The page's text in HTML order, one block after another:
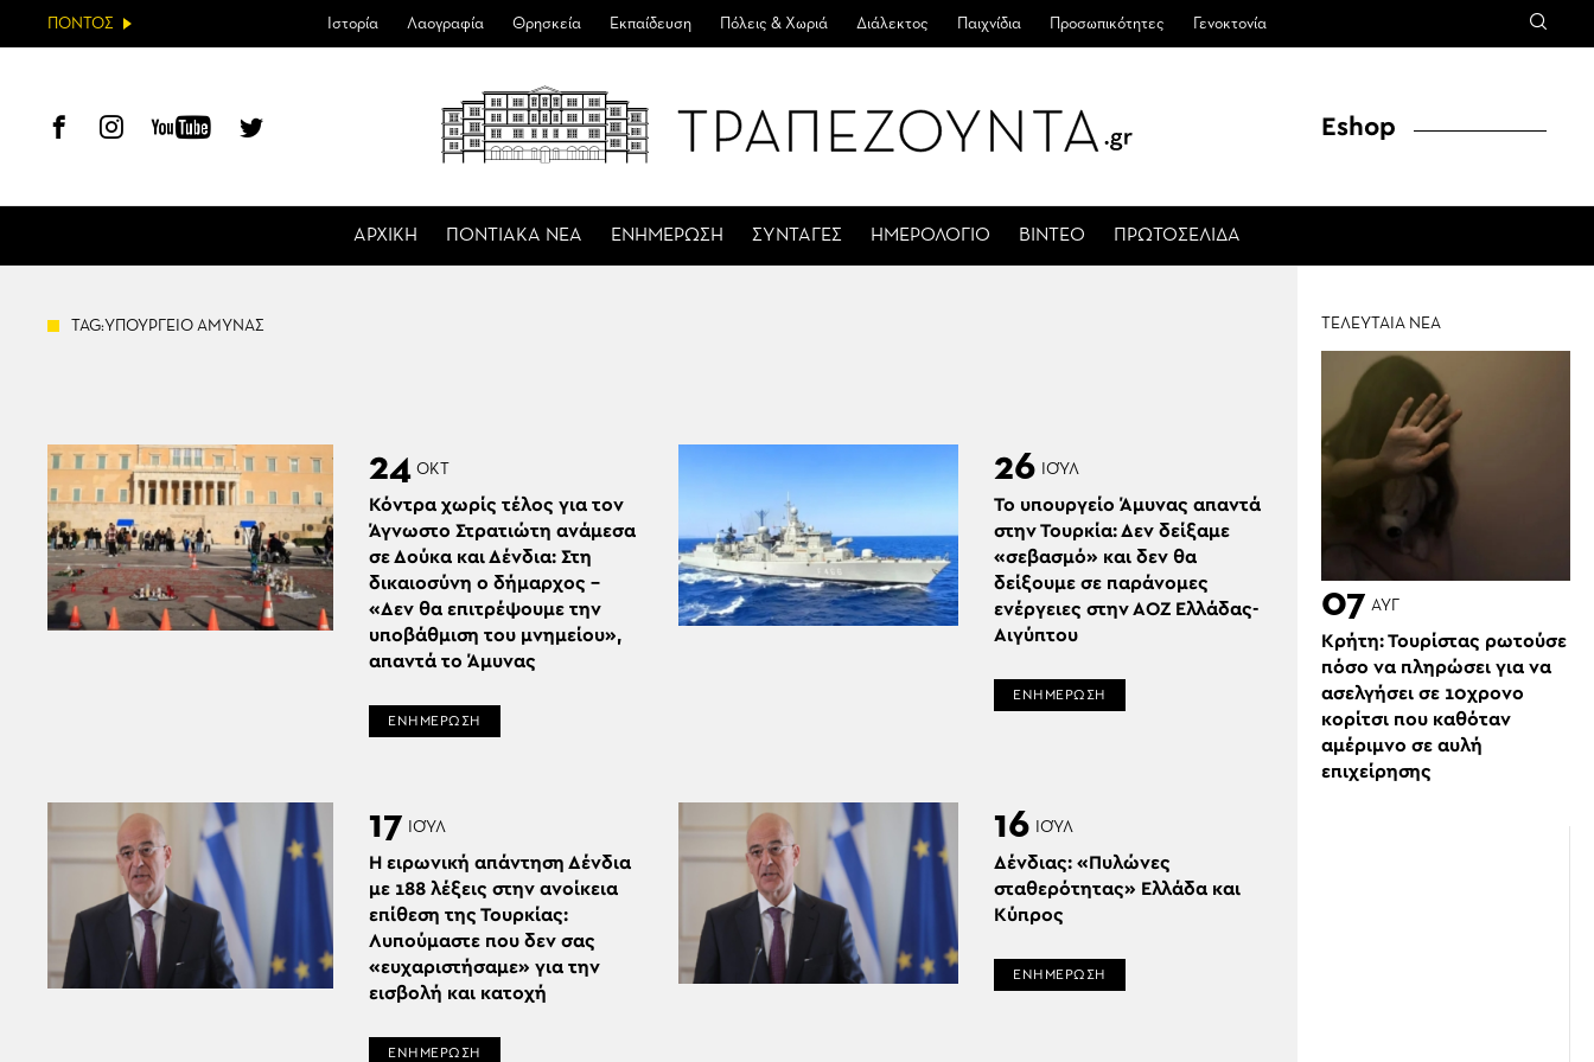
ΠΟΝΤΟΣ Ιστορία Λαογραφία Θρησκεία Εκπαίδευση Πόλεις & Χωριά Διάλεκτος Παιχνίδια Προσωπικότητες Γενοκτονία
ΑΡΧΙΚΗ ΠΟΝΤΙΑΚΑ ΝΕΑ ΕΝΗΜΕΡΩΣΗ ΣΥΝΤΑΓΕΣ ΗΜΕΡΟΛΟΓΙΟ ΒΙΝΤΕΟ ΠΡΩΤΟΣΕΛΙΔΑ
Eshop
TAG:ΥΠΟΥΡΓΕΙΟ ΑΜΥΝΑΣ
24 ΟΚΤ
Κόντρα χωρίς τέλος για τον
Άγνωστο Στρατιώτη ανάμεσα
σε Δούκα και Δένδια: Στη
δικαιοσύνη ο δήμαρχος –
«Δεν θα επιτρέψουμε την
υποβάθμιση του μνημείου»,
απαντά το Άμυνας
ΕΝΗΜΕΡΩΣΗ
26 ΙΟΎΛ
Το υπουργείο Άμυνας απαντά
στην Τουρκία: Δεν δείξαμε
«σεβασμό» και δεν θα
δείξουμε σε παράνομες
ενέργειες στην ΑΟΖ Ελλάδας-
Αιγύπτου
ΕΝΗΜΕΡΩΣΗ
17 ΙΟΎΛ
Η ειρωνική απάντηση Δένδια
με 188 λέξεις στην ανοίκεια
επίθεση της Τουρκίας:
Λυπούμαστε που δεν σας
«ευχαριστήσαμε» για την
εισβολή και κατοχή
ΕΝΗΜΕΡΩΣΗ
16 ΙΟΎΛ
Δένδιας: «Πυλώνες
σταθερότητας» Ελλάδα και
Κύπρος
ΕΝΗΜΕΡΩΣΗ
ΤΕΛΕΥΤΑΙΑ ΝΕΑ
07 ΑΥΓ
Κρήτη: Τουρίστας ρωτούσε
πόσο να πληρώσει για να
ασελγήσει σε 10χρονο
κορίτσι που καθόταν
αμέριμνο σε αυλή
επιχείρησης